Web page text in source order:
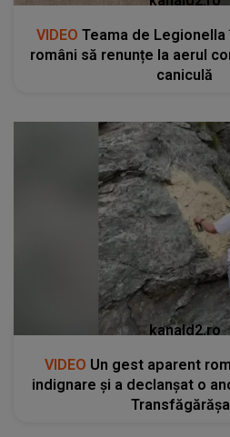
VIDEO Teama de
români să renunțe la aerul
caniculă
kanald2.ro
VIDEO Un gest aparent
indignare și a declanșat o